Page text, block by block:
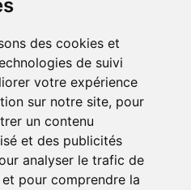
des cookies et
de suivi
votre expérience
sur notre site, pour
un contenu
et des publicités
analyser le trafic de
pour comprendre la